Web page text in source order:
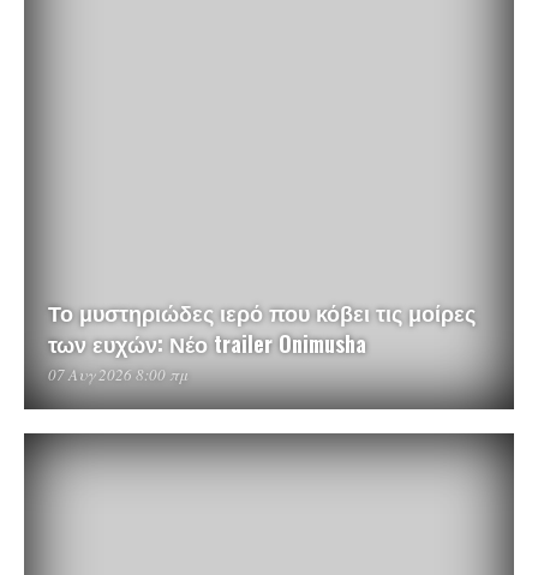
Το μυστηριώδες ιερό που κόβει τις μοίρες
των ευχών: Νέο trailer Onimusha
07 Αυγ 2026 8:00 πμ